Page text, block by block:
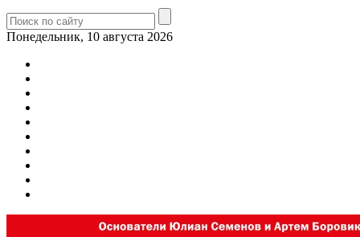
Понедельник, 10 августа 2026